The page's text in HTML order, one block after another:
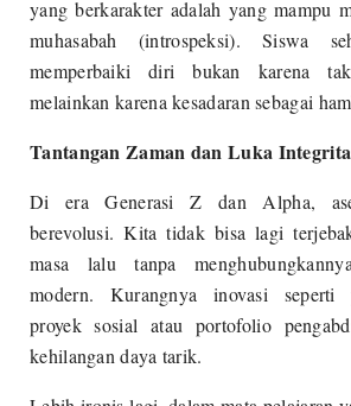
yang berkarakter adalah yang mampu
muhasabah (introspeksi). Siswa
memperbaiki diri bukan karena
melainkan karena kesadaran sebagai
Tantangan Zaman dan Luka
Di era Generasi Z dan Alpha,
berevolusi. Kita tidak bisa lagi
masa lalu tanpa
modern. Kurangnya inovasi seperti
proyek sosial atau portofolio
kehilangan daya tarik.